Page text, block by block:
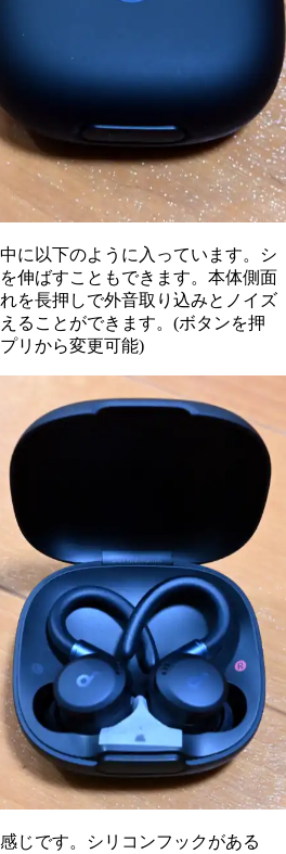
に以下のように入っています。シ
伸ばすこともできます。本体側面
を長押しで外音取り込みとノイズ
ることができます。(ボタンを押
リから変更可能)
じです。シリコンフックがある